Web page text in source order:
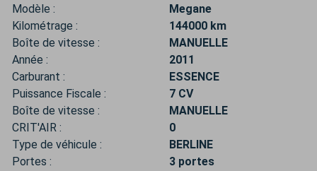
Modèle :
Megane
Kilométrage :
144000 km
Boîte de vitesse :
MANUELLE
Année :
2011
Carburant :
ESSENCE
Puissance Fiscale :
7 CV
Boîte de vitesse :
MANUELLE
CRIT'AIR :
0
Type de véhicule :
BERLINE
Portes :
3 portes